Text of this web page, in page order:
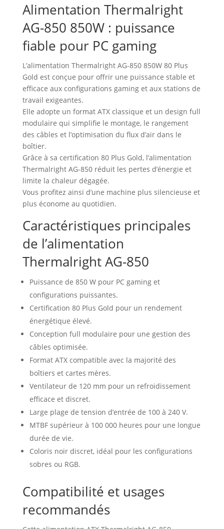
Alimentation Thermalright
AG-850 850W : puissance
fiable pour PC gaming
L’alimentation Thermalright AG-850 850W 80 Plus
Gold est conçue pour offrir une puissance stable et
efficace aux configurations gaming et aux stations de
travail exigeantes.
Elle adopte un format ATX classique et un design full
modulaire qui simplifie le montage, le rangement
des câbles et l’optimisation du flux d’air dans le
boîtier.
Grâce à sa certification 80 Plus Gold, l’alimentation
Thermalright AG-850 réduit les pertes d’énergie et
limite la chaleur dégagée.
Vous profitez ainsi d’une machine plus silencieuse et
plus économe au quotidien.
Caractéristiques principales
de l’alimentation
Thermalright AG-850
Puissance de 850 W pour PC gaming et
configurations puissantes.
Certification 80 Plus Gold pour un rendement
énergétique élevé.
Conception full modulaire pour une gestion des
câbles optimisée.
Format ATX compatible avec la majorité des
boîtiers et cartes mères.
Ventilateur de 120 mm pour un refroidissement
efficace et discret.
Large plage de tension d’entrée de 100 à 240 V.
MTBF supérieur à 100 000 heures pour une longue
durée de vie.
Coloris noir discret, idéal pour les configurations
sobres ou RGB.
Compatibilité et usages
recommandés